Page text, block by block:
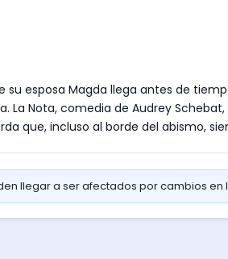
esposa Magda llega antes de
La Nota, comedia de Audrey
que, incluso al borde del abismo,
llegar a ser afectados por cambios